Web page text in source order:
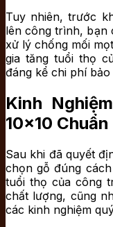
Tuy nhiên, trước
lên công trình, bạn
xử lý chống mối
gia tăng tuổi thọ
đáng kể chi phí
Kinh
10×10
Sau khi đã quyết
chọn gỗ đúng
tuổi thọ của công
chất lượng, cũng
các kinh nghiệm